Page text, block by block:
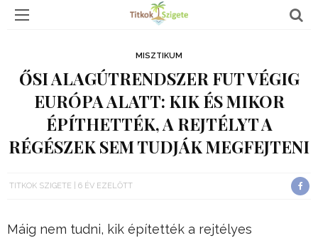
MISZTIKUM
ŐSI ALAGÚTRENDSZER FUT VÉGIG
EURÓPA ALATT: KIK ÉS MIKOR
ÉPÍTHETTÉK, A REJTÉLYT A
RÉGÉSZEK SEM TUDJÁK MEGFEJTENI
TITKOK SZIGETE 6 ÉV EZELŐTT
Máig nem tudni, kik építették a rejtélyes